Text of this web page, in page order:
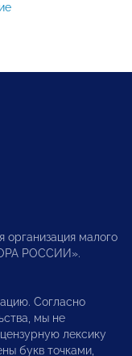
малого
РОССИИ».
Согласно
мы не
лексику
букв точками,